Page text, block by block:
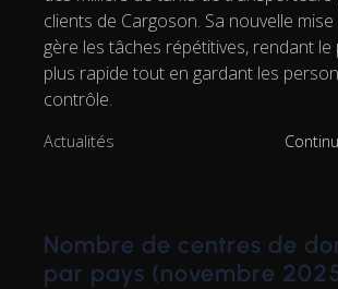
clients de Cargoson. Sa nouvelle
gère les tâches répétitives, rendant
plus rapide tout en gardant les
contrôle.
Actualités
Nombre de centres de
par pays (novembre